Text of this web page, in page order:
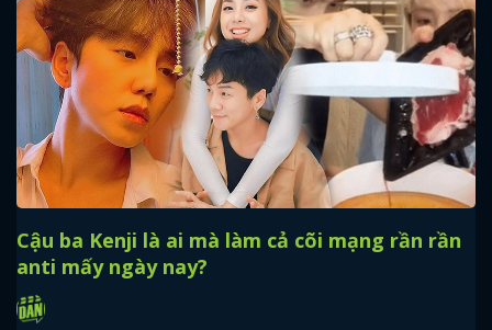
Cậu ba Kenji là ai mà làm cả cõi mạng rần rần
anti mấy ngày nay?